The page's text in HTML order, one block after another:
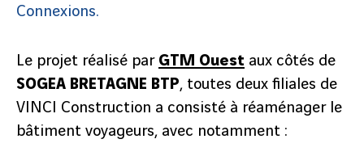
Connexions.
Le projet réalisé par GTM Ouest aux côtés de
SOGEA BRETAGNE BTP, toutes deux filiales de
VINCI Construction a consisté à réaménager le
bâtiment voyageurs, avec notamment :